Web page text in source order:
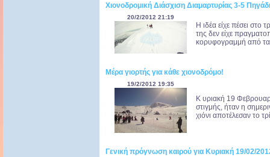
Χιονοδρομική Διάσχιση Διαμαρτυρίας 3-5
20/2/2012 21:19
Η ιδέα είχε πέσει
της δεν είχε
κορυφογραμμή από τα
Μέρα γιορτής για κάθε χιονοδρόμο!
19/2/2012 19:35
K υριακή 19
στιγμής, ήταν η
χιόνι αποτέλεσαν το
Γενική πρόγνωση καιρού για Κυριακή 19/02/